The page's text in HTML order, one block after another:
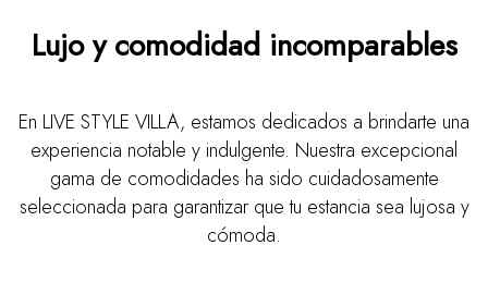
Lujo y comodidad incomparables
En LIVE STYLE VILLA, estamos dedicados a brindarte una
experiencia notable y indulgente. Nuestra excepcional
gama de comodidades ha sido cuidadosamente
seleccionada para garantizar que tu estancia sea lujosa y
cómoda.